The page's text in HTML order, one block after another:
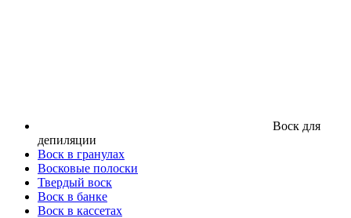
Воск для
депиляции
Воск в гранулах
Восковые полоски
Твердый воск
Воск в банке
Воск в кассетах